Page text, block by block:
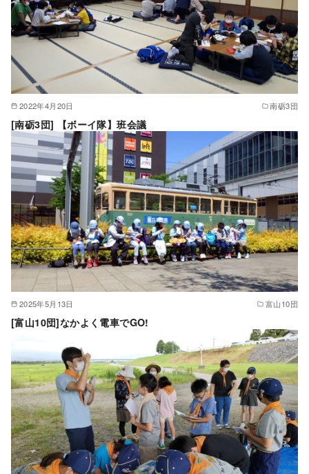
2022年4月20日 南砺3団
[南砺3団] 【ボーイ隊】班会議
2025年5月13日 富山10団
[富山10団]なかよく電車でGO!